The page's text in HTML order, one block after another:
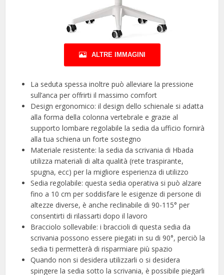
ALTRE IMMAGINI
La seduta spessa inoltre può alleviare la pressione
sull’anca per offrirti il massimo comfort
Design ergonomico: il design dello schienale si adatta
alla forma della colonna vertebrale e grazie al
supporto lombare regolabile la sedia da ufficio fornirà
alla tua schiena un forte sostegno
Materiale resistente: la sedia da scrivania di Hbada
utilizza materiali di alta qualità (rete traspirante,
spugna, ecc) per la migliore esperienza di utilizzo
Sedia regolabile: questa sedia operativa si può alzare
fino a 10 cm per soddisfare le esigenze di persone di
altezze diverse, è anche reclinabile di 90-115° per
consentirti di rilassarti dopo il lavoro
Bracciolo sollevabile: i braccioli di questa sedia da
scrivania possono essere piegati in su di 90°, perciò la
sedia ti permetterà di risparmiare più spazio
Quando non si desidera utilizzarli o si desidera
spingere la sedia sotto la scrivania, è possibile piegarli